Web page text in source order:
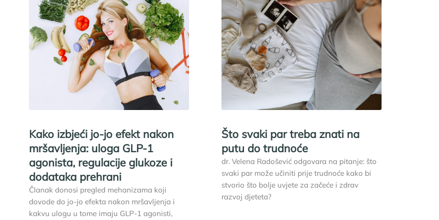
Kako izbjeći jo-jo efekt nakon
mršavljenja: uloga GLP-1
agonista, regulacije glukoze i
dodataka prehrani
Članak donosi pregled mehanizama koji
dovode do jo-jo efekta nakon mršavljenja i
kakvu ulogu u tome imaju GLP-1 agonisti,
Što svaki par treba znati na
putu do trudnoće
dr. Velena Radošević odgovara na pitanje: što
svaki par može učiniti prije trudnoće kako bi
stvorio što bolje uvjete za začeće i zdrav
razvoj djeteta?